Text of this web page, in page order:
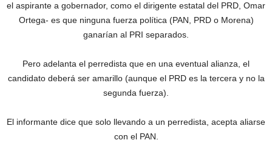
el aspirante a gobernador, como el dirigente estatal del PRD, Omar
Ortega- es que ninguna fuerza política (PAN, PRD o Morena)
ganarían al PRI separados.
Pero adelanta el perredista que en una eventual alianza, el
candidato deberá ser amarillo (aunque el PRD es la tercera y no la
segunda fuerza).
El informante dice que solo llevando a un perredista, acepta aliarse
con el PAN.